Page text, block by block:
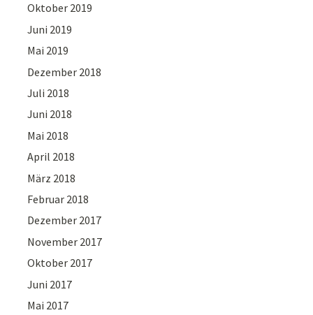
Oktober 2019
Juni 2019
Mai 2019
Dezember 2018
Juli 2018
Juni 2018
Mai 2018
April 2018
März 2018
Februar 2018
Dezember 2017
November 2017
Oktober 2017
Juni 2017
Mai 2017